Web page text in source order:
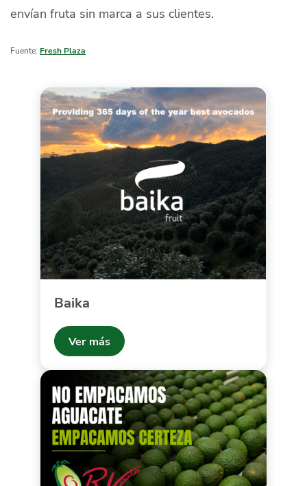
envían fruta sin marca a sus clientes.
Fuente: Fresh Plaza
Baika
Ver más